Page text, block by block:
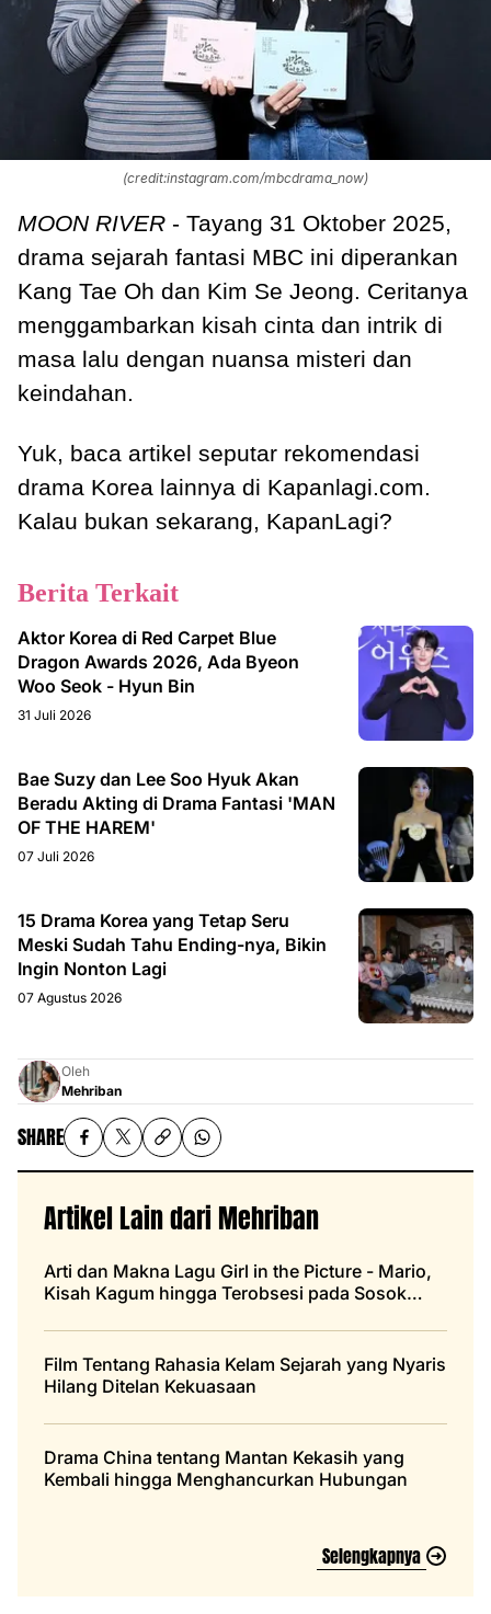
(credit:instagram.com/mbcdrama_now)
MOON RIVER - Tayang 31 Oktober 2025,
drama sejarah fantasi MBC ini diperankan
Kang Tae Oh dan Kim Se Jeong. Ceritanya
menggambarkan kisah cinta dan intrik di
masa lalu dengan nuansa misteri dan
keindahan.
Yuk, baca artikel seputar rekomendasi
drama Korea lainnya di Kapanlagi.com.
Kalau bukan sekarang, KapanLagi?
Berita Terkait
Aktor Korea di Red Carpet Blue
Dragon Awards 2026, Ada Byeon
Woo Seok - Hyun Bin
31 Juli 2026
Bae Suzy dan Lee Soo Hyuk Akan
Beradu Akting di Drama Fantasi 'MAN
OF THE HAREM'
07 Juli 2026
15 Drama Korea yang Tetap Seru
Meski Sudah Tahu Ending-nya, Bikin
Ingin Nonton Lagi
07 Agustus 2026
Oleh
Mehriban
SHARE
Artikel Lain dari Mehriban
Arti dan Makna Lagu Girl in the Picture - Mario,
Kisah Kagum hingga Terobsesi pada Sosok
Film Tentang Rahasia Kelam Sejarah yang Nyaris
Hilang Ditelan Kekuasaan
Drama China tentang Mantan Kekasih yang
Kembali hingga Menghancurkan Hubungan
Selengkapnya